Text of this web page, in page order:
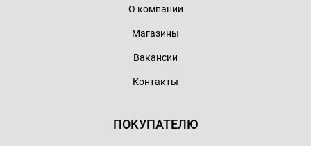
О компании
Магазины
Вакансии
Контакты
ПОКУПАТЕЛЮ